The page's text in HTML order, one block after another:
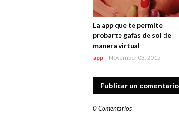
La app que te permite
probarte gafas de sol de
manera virtual
app - November 03, 2015
Publicar un comentario
0 Comentarios